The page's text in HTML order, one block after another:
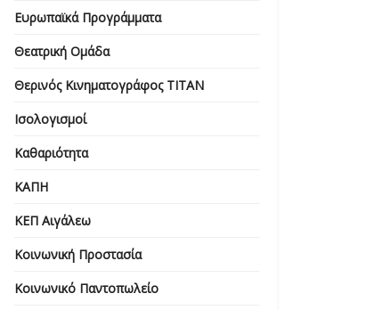
Ευρωπαϊκά Προγράμματα
Θεατρική Ομάδα
Θερινός Κινηματογράφος ΤΙΤΑΝ
Ισολογισμοί
Καθαριότητα
ΚΑΠΗ
ΚΕΠ Αιγάλεω
Κοινωνική Προστασία
Κοινωνικό Παντοπωλείο